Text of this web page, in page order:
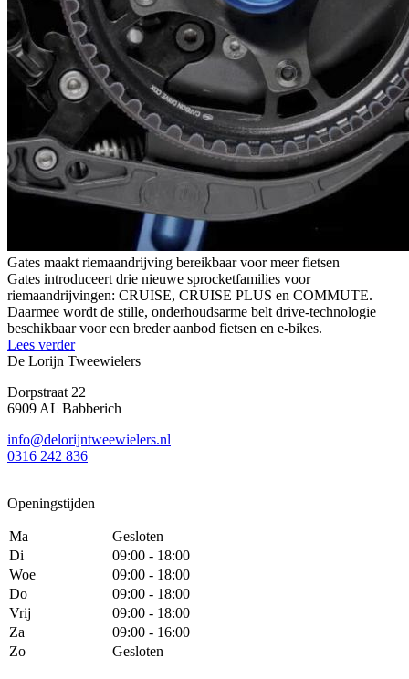
Gates maakt riemaandrijving bereikbaar voor meer fietsen
Gates introduceert drie nieuwe sprocketfamilies voor
riemaandrijvingen: CRUISE, CRUISE PLUS en COMMUTE.
Daarmee wordt de stille, onderhoudsarme belt drive-technologie
beschikbaar voor een breder aanbod fietsen en e-bikes.
Lees verder
De Lorijn Tweewielers
Dorpstraat 22
6909 AL Babberich
info@delorijntweewielers.nl
0316 242 836
Openingstijden
Ma
Gesloten
Di
09:00 - 18:00
Woe
09:00 - 18:00
Do
09:00 - 18:00
Vrij
09:00 - 18:00
Za
09:00 - 16:00
Zo
Gesloten